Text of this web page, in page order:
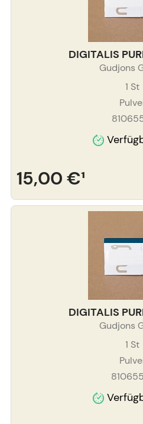
DIGITALIS
Gudjons
1 St
15,00 €¹
DIGITALIS
Gudjons
1 St